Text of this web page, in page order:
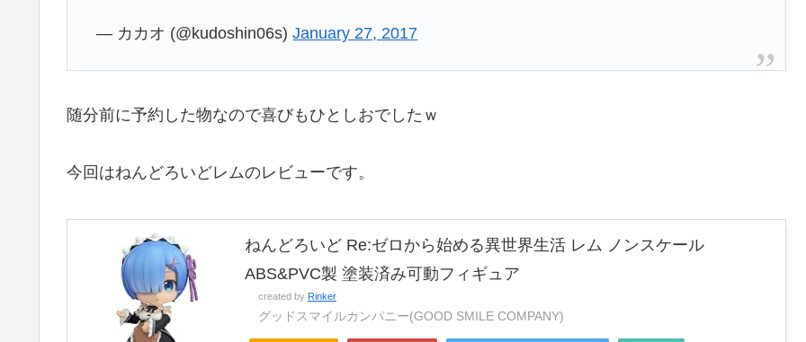
— カカオ (@kudoshin06s)January 27, 2017
随分前に予約した物なので喜びもひとしおでしたｗ
今回はねんどろいどレムのレビューです。
ねんどろいど Re:ゼロから始める異世界生活 レム ノンスケール
ABS&PVC製 塗装済み可動フィギュア
created by Rinker
グッドスマイルカンパニー(GOOD SMILE COMPANY)